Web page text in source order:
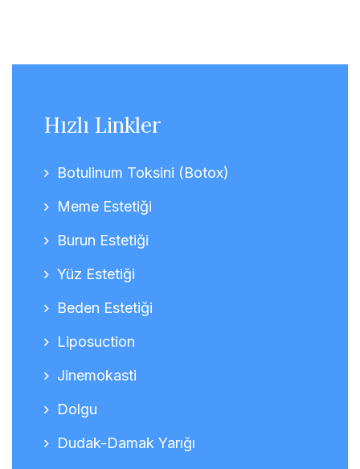
Hızlı Linkler
Botulinum Toksini (Botox)
Meme Estetiği
Burun Estetiği
Yüz Estetiği
Beden Estetiği
Liposuction
Jinemokasti
Dolgu
Dudak-Damak Yarığı